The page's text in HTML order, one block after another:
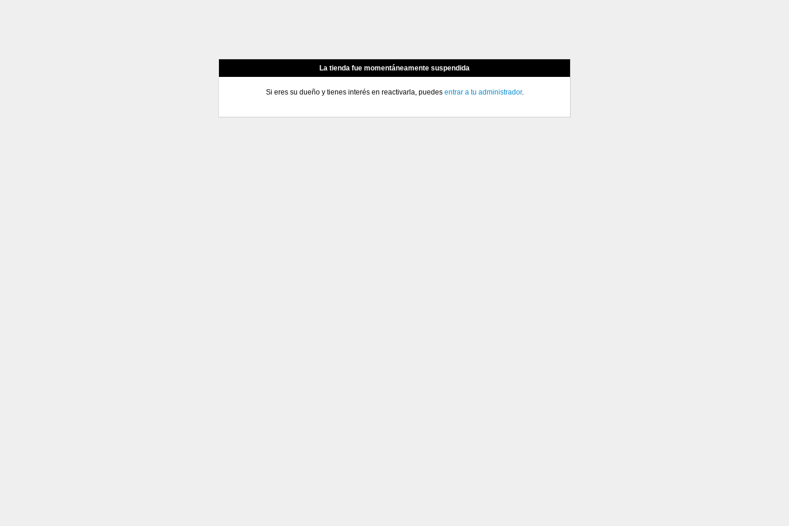
La tienda fue momentáneamente suspendida
Si eres su dueño y tienes interés en reactivarla, puedes entrar a tu administrador.